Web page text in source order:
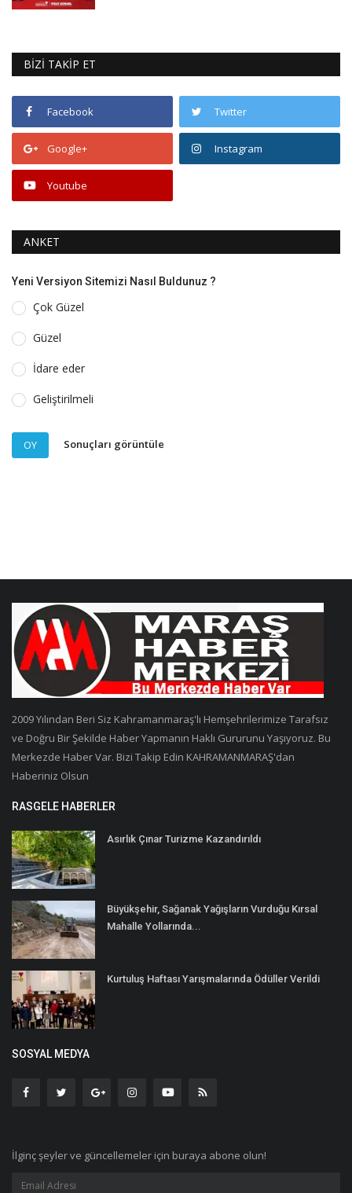
BİZİ TAKİP ET
Facebook Twitter
Google+ Instagram
Youtube
ANKET
Yeni Versiyon Sitemizi Nasıl Buldunuz ?
Çok Güzel
Güzel
İdare eder
Geliştirilmeli
OY Sonuçları görüntüle
2009 Yılından Beri Siz Kahramanmaraş'lı Hemşehrilerimize Tarafsız
ve Doğru Bir Şekilde Haber Yapmanın Haklı Gururunu Yaşıyoruz. Bu
Merkezde Haber Var. Bizi Takip Edin KAHRAMANMARAŞ'dan
Haberiniz Olsun
RASGELE HABERLER
Asırlık Çınar Turizme Kazandırıldı
Büyükşehir, Sağanak Yağışların Vurduğu Kırsal
Mahalle Yollarında...
Kurtuluş Haftası Yarışmalarında Ödüller Verildi
SOSYAL MEDYA
İlginç şeyler ve güncellemeler için buraya abone olun!